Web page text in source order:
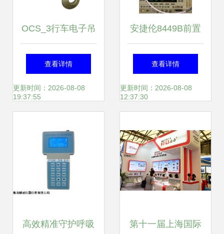
OCS_3行车电子吊
称/无线电子吊钩磅
化工场景下的精准
查看详情
更新时间：2026-08-08
19:37:55
安捷伦8449B前置
放大器 30dBm增益
性能解析与应用指
查看详情
更新时间：2026-08-08
12:37:30
高效精准守护呼吸 第十一届上海国际